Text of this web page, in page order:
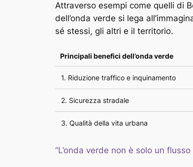
Attraverso esempi come quelli di
dell’onda verde si lega
sé stessi, gli altri e il territorio.
Principali benefici dell’onda verde
1. Riduzione traffico e inquinamento
2. Sicurezza stradale
3. Qualità della vita urbana
“L’onda verde non è solo un